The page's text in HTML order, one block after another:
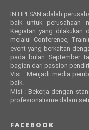
INTIPESAN adalah
baik untuk perusahaan
Kegiatan yang dilakukan
melalui Conference,
event yang berkaitan
pada bulan September
bagian dari passion
Visi : Menjadi media
baik.
Misi : Bekerja dengan
profesionalisme dalam
FACEBOOK